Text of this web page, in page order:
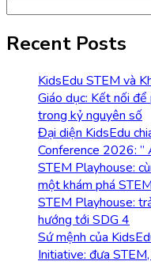
Recent Posts
KidsEdu STEM và
Giáo dục: Kết nối
trong kỷ nguyên số
Đại diện KidsEdu
Conference 2026: ”
STEM Playhouse:
một khám phá
STEM Playhouse:
hướng tới SDG 4
Sứ mệnh của
Initiative: đưa